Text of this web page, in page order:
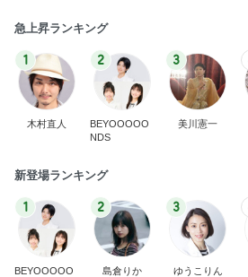
急上昇ランキング
1
木村直人
2
BEYOOOOO
NDS
3
美川憲一
新登場ランキング
1
BEYOOOOO
2
島倉りか
3
ゆうこりん